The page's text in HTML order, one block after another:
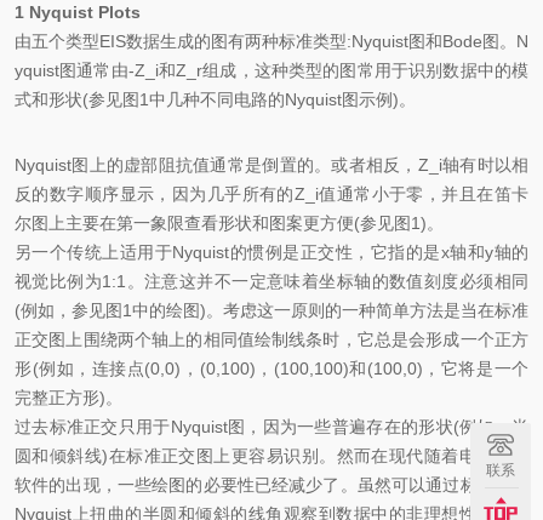
1 Nyquist Plots
由五个类型EIS数据生成的图有两种标准类型:Nyquist图和Bode图。 N
yquist图通常由-Z_i和Z_r组成，这种类型的图常用于识别数据中的模
式和形状(参见图1中几种不同电路的Nyquist图示例)。
Nyquist图上的虚部 阻抗值通常是倒置的。或者相反 ， Z_i轴有时以相
反的数字顺序显示，因为几乎所有的Z_i值通常小于零，并且在笛卡
尔图上主要在第一象限查看形状和图案更方便(参见图1)。
另一个传统上适用于Nyquist的惯例是正交性，它指的是x轴和y轴的
视觉比例为1:1 。注意这并不一定意味着坐标轴的数值刻度必须相同
(例如，参见图1中的绘图)。考虑这一原则的一种简单方法是当在标准
正交图上围绕两个轴上的相同值绘制线条时，它总是会形成一个正方
形(例如，连接点(0,0) ， (0,100) ， (100,100)和(100,0) ，它将是一个
完整正方形)。
过去标准正交只用于Nyquist图，因为一些普遍存在的形状(例如，半
圆和倾斜线)在标准正交图上更容易识别。然而在现代随着电路装配
软件的出现，一些绘图的必要性已经减少了。虽然可以通过标准正交
Nyquist 上扭曲的半圆和倾斜的线角观察到数据中的非理想性，但它
联系